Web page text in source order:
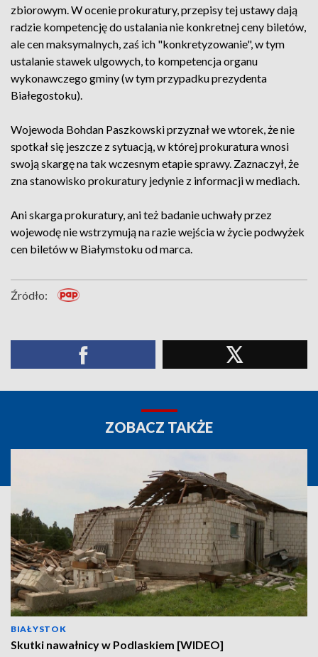
zbiorowym. W ocenie prokuratury, przepisy tej ustawy dają
radzie kompetencję do ustalania nie konkretnej ceny biletów,
ale cen maksymalnych, zaś ich "konkretyzowanie", w tym
ustalanie stawek ulgowych, to kompetencja organu
wykonawczego gminy (w tym przypadku prezydenta
Białegostoku).
Wojewoda Bohdan Paszkowski przyznał we wtorek, że nie
spotkał się jeszcze z sytuacją, w której prokuratura wnosi
swoją skargę na tak wczesnym etapie sprawy. Zaznaczył, że
zna stanowisko prokuratury jedynie z informacji w mediach.
Ani skarga prokuratury, ani też badanie uchwały przez
wojewodę nie wstrzymują na razie wejścia w życie podwyżek
cen biletów w Białymstoku od marca.
Źródło:
ZOBACZ TAKŻE
BIAŁYSTOK
Skutki nawałnicy w Podlaskiem [WIDEO]